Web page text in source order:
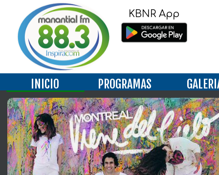
KBNR App
INICIO PROGRAMAS